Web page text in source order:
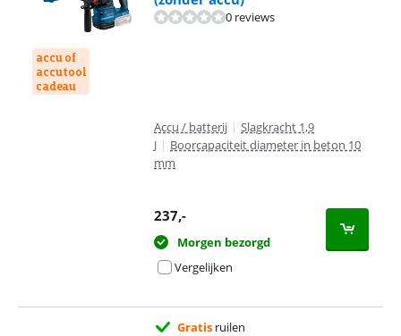
accu of
accutool
cadeau
0 reviews
Accu / batterij | Slagkracht 1,9
J | Boorcapaciteit diameter in beton 10
mm
237,-
Morgen bezorgd
Vergelijken
Gratis ruilen